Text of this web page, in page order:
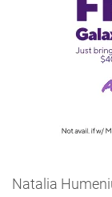
Natalia